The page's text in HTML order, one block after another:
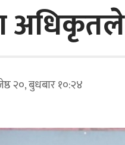
२०, बुधबार १०:२४